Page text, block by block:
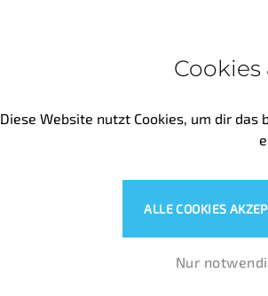
Um diesen Inhalt zu
Diese Website nutzt Cookies, um dir
ALLE COOKIES
Nur